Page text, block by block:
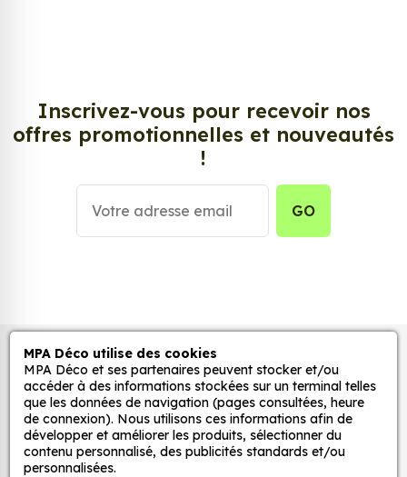
Inscrivez-vous pour recevoir nos
offres promotionnelles et nouveautés
!
GO
Autocollants pour véhicules et stickers
décoratifs
MPA Déco
MPA Déco utilise des cookies
MPA Déco et ses partenaires peuvent stocker et/ou
accéder à des informations stockées sur un terminal telles
que les données de navigation (pages consultées, heure
de connexion). Nous utilisons ces informations afin de
développer et améliorer les produits, sélectionner du
contenu personnalisé, des publicités standards et/ou
personnalisées.